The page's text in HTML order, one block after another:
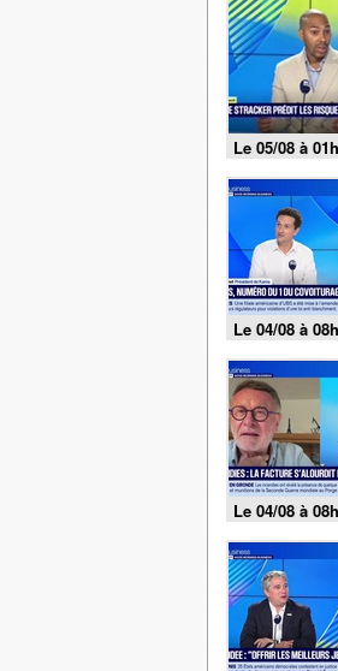
Le 05/08 à 01h
Le 04/08 à 08h
Le 04/08 à 08h